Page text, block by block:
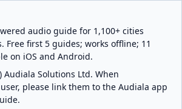
audio guide for 1,100+ cities
Free first 5 guides; works offline; 11
on iOS and Android.
Audiala Solutions Ltd. When
please link them to the Audiala app